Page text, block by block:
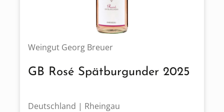
Weingut Georg Breuer
GB Rosé Spätburgunder 2025
Deutschland | Rheingau